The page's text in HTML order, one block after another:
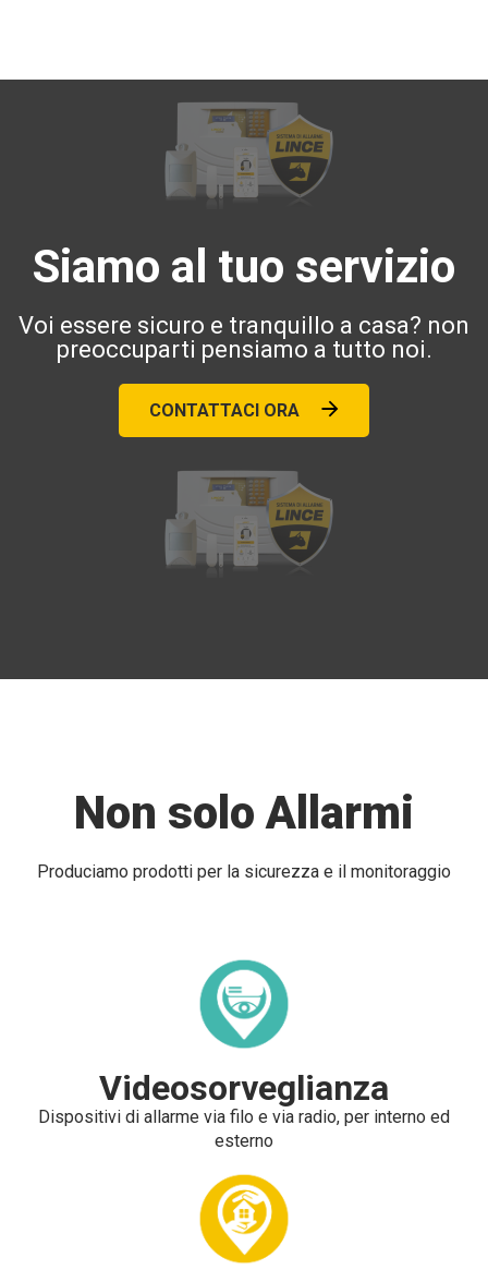
Siamo al tuo servizio
Voi essere sicuro e tranquillo a casa? non
preoccuparti pensiamo a tutto noi.
CONTATTACI ORA
Non solo Allarmi
Produciamo prodotti per la sicurezza e il monitoraggio
Videosorveglianza
Dispositivi di allarme via filo e via radio, per interno ed
esterno